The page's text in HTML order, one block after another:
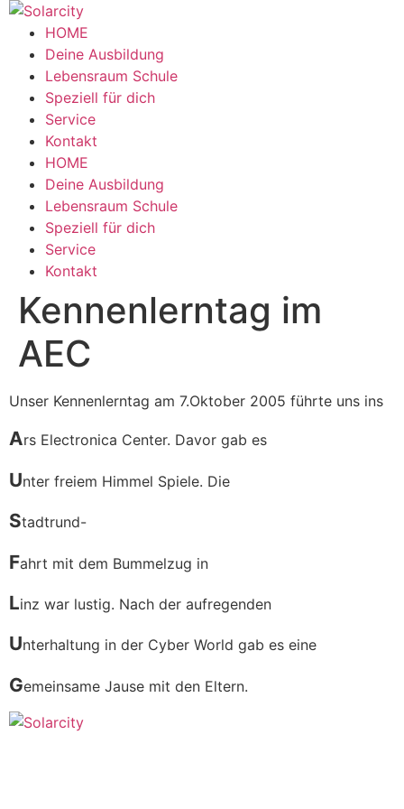
HOME
Deine Ausbildung
Lebensraum Schule
Speziell für dich
Service
Kontakt
HOME
Deine Ausbildung
Lebensraum Schule
Speziell für dich
Service
Kontakt
Kennenlerntag im
AEC
Unser Kennenlerntag am 7.Oktober 2005 führte uns ins
Ars Electronica Center. Davor gab es
Unter freiem Himmel Spiele. Die
Stadtrund-
Fahrt mit dem Bummelzug in
Linz war lustig. Nach der aufregenden
Unterhaltung in der Cyber World gab es eine
Gemeinsame Jause mit den Eltern.